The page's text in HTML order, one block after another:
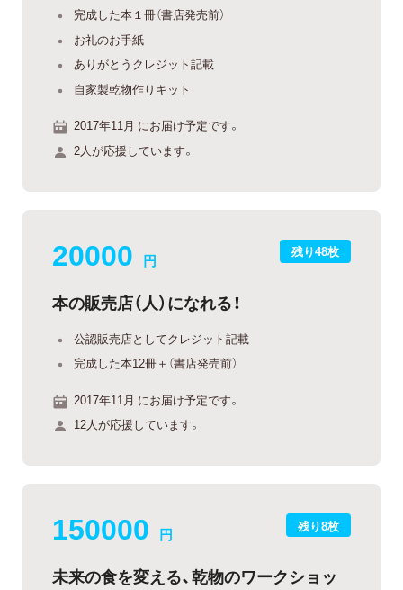
完成した本１冊（書店発売前）
お礼のお手紙
ありがとうクレジット記載
自家製乾物作りキット
2017年11月 にお届け予定です。
2人が応援しています。
残り48枚
20000 円
本の販売店（人）になれる！
公認販売店としてクレジット記載
完成した本12冊＋（書店発売前）
2017年11月 にお届け予定です。
12人が応援しています。
残り8枚
150000 円
未来の食を変える、乾物のワークショッ